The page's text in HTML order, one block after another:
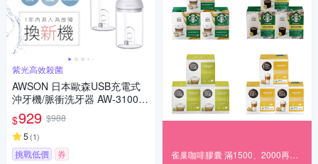
紫光高效殺菌
AWSON 日本歐森USB充電式
沖牙機/脈衝洗牙器 AW-3100
紫光殺菌/IPX7級防水
$929 $988
5 (1)
挑戰低價 券